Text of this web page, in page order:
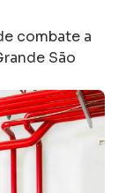
combate a
São